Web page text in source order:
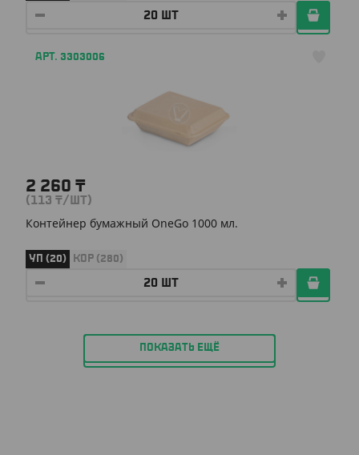
АРТ. 3303006
2 260 ₸
(113 ₸/ШТ)
Контейнер бумажный OneGo 1000 мл.
УП (20) КОР (280)
ПОКАЗАТЬ ЕЩЁ